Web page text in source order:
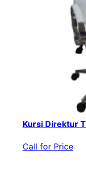
Kursi Direktur
Call for Price